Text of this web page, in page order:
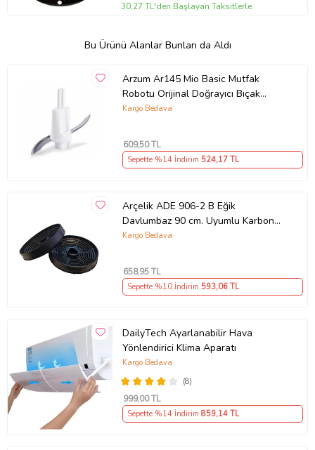
30,27 TL'den Başlayan Taksitlerle
Bu Ürünü Alanlar Bunları da Aldı
Arzum Ar145 Mio Basic Mutfak
Robotu Orijinal Doğrayıcı Bıçak
(448777114) Uyumlu
Kargo Bedava
609,50 TL
Sepette %14 İndirim 524,17 TL
Arçelik ADE 906-2 B Eğik
Davlumbaz 90 cm. Uyumlu Karbon
Filtre 7705331102
Kargo Bedava
658,95 TL
Sepette %10 İndirim 593,06 TL
DailyTech Ayarlanabilir Hava
Yönlendirici Klima Aparatı
(8)
Kargo Bedava
999,00 TL
Sepette %14 İndirim 859,14 TL